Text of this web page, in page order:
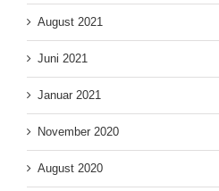
August 2021
Juni 2021
Januar 2021
November 2020
August 2020